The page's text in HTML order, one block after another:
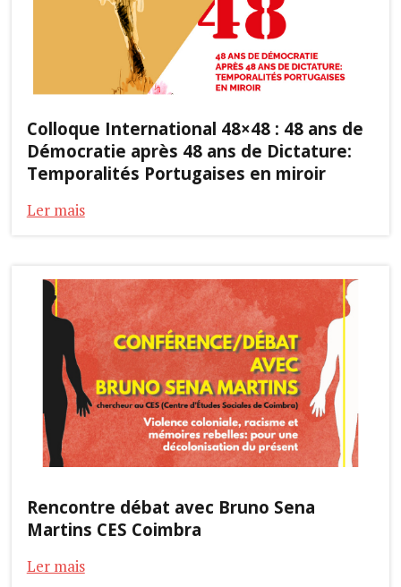
Colloque International 48×48 : 48 ans de
Démocratie après 48 ans de Dictature:
Temporalités Portugaises en miroir
Ler mais
Rencontre débat avec Bruno Sena
Martins CES Coimbra
Ler mais